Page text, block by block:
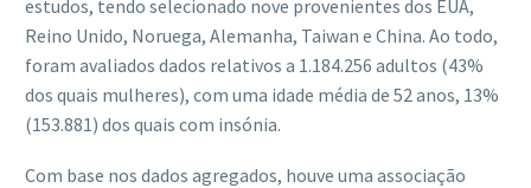
estudos, tendo selecionado nove provenientes dos EUA,
Reino Unido, Noruega, Alemanha, Taiwan e China. Ao todo,
foram avaliados dados relativos a 1.184.256 adultos (43%
dos quais mulheres), com uma idade média de 52 anos, 13%
(153.881) dos quais com insónia.
Com base nos dados agregados, houve uma associação